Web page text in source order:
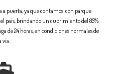
a puerta, ya que contamos con parque
país, brindando un cubrimiento del 85%
de 24 horas, en condiciones normales de
vía.